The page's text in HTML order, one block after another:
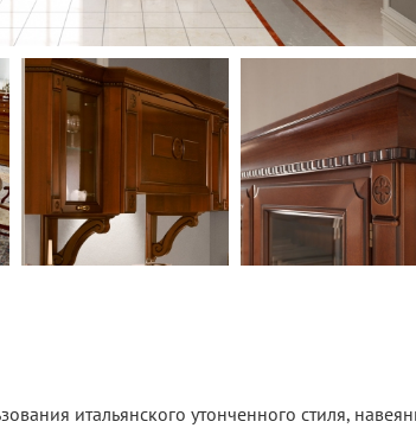
итальянского утонченного стиля,